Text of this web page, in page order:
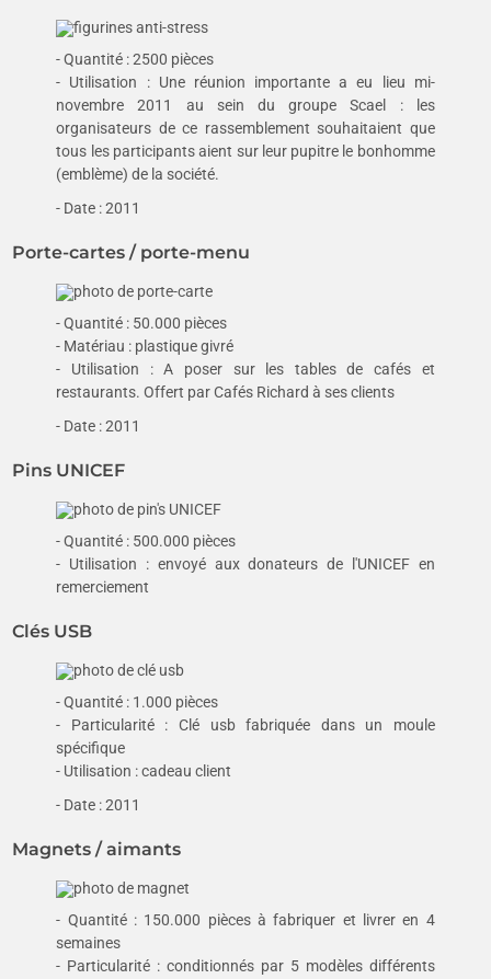
- Quantité : 2500 pièces
- Utilisation : Une réunion importante a eu lieu mi-
novembre 2011 au sein du groupe Scael : les
organisateurs de ce rassemblement souhaitaient que
tous les participants aient sur leur pupitre le bonhomme
(emblème) de la société.
- Date : 2011
Porte-cartes / porte-menu
- Quantité : 50.000 pièces
- Matériau : plastique givré
- Utilisation : A poser sur les tables de cafés et
restaurants. Offert par Cafés Richard à ses clients
- Date : 2011
Pins UNICEF
- Quantité : 500.000 pièces
- Utilisation : envoyé aux donateurs de l'UNICEF en
remerciement
Clés USB
- Quantité : 1.000 pièces
- Particularité : Clé usb fabriquée dans un moule
spécifique
- Utilisation : cadeau client
- Date : 2011
Magnets / aimants
- Quantité : 150.000 pièces à fabriquer et livrer en 4
semaines
- Particularité : conditionnés par 5 modèles différents